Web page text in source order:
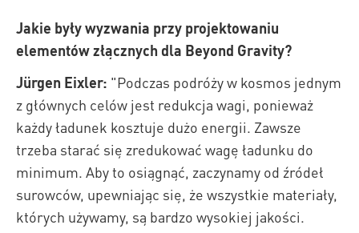
Jakie były wyzwania przy projektowaniu
elementów złącznych dla Beyond Gravity?
Jürgen Eixler: "Podczas podróży w kosmos jednym
z głównych celów jest redukcja wagi, ponieważ
każdy ładunek kosztuje dużo energii. Zawsze
trzeba starać się zredukować wagę ładunku do
minimum. Aby to osiągnąć, zaczynamy od źródeł
surowców, upewniając się, że wszystkie materiały,
których używamy, są bardzo wysokiej jakości.